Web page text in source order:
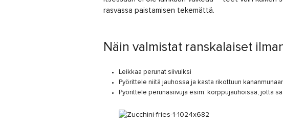
rasvassa paistamisen tekemättä.
Näin valmistat ranskalaiset
Leikkaa perunat siivuiksi
Pyörittele niitä jauhossa ja kasta rikottuun
Pyörittele perunasiivuja esim. korppujauhoissa, jotta